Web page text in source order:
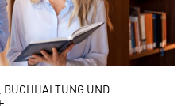
BUCHHALTUNG UND